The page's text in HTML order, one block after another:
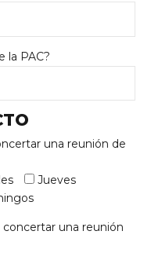
la PAC?
una reunión de
Jueves
concertar una reunión